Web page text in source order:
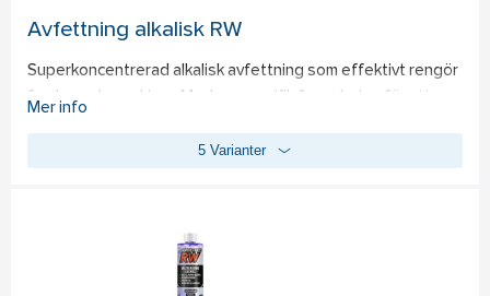
Avfettning alkalisk RW
Superkoncentrerad alkalisk avfettning som effektivt rengör
fordon och maskiner. Med en specifik formulering för att
denna avfettning idealisk för både professionellt och privat
produkten kräver förvaring i HDPE-plastbehållaren för
maximal säkerhet. Ska ej förvaras i PET-flaska då flaskan kan
Mer info
5 Varianter